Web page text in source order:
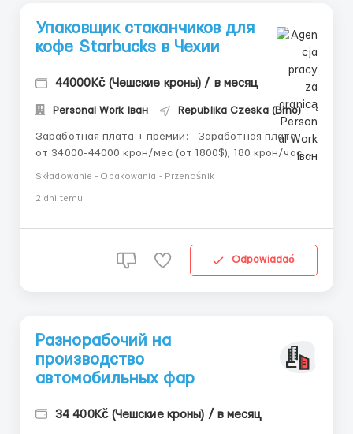
Упаковщик стаканчиков для
кофе Starbucks в Чехии
44000Kč (Чешские кроны) / в месяц
Personal Work Іван Republika Czeska (Brno)
Заработная плата + премии: Заработная плата
от 34000-44000 крон/мес (от 1800$); 180 крон/час
чистыми; +50% за сверхурочные часы ; +100% за
больничные (после 30 отработанных дней)
Składowanie - Opakowania - Przenośnik
2 dni temu
Odpowiadać
Разнорабочий на
производство
автомобильных фар
34 400Kč (Чешские кроны) / в месяц